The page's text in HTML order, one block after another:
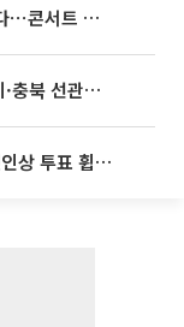
빅뱅, 20주년 기념 '새 뱅봉' 선보인다⋯콘서트 앞두고 팝업 개최
추가 압수수색
‘나솔사계’ 국화, 결별 후 재등장⋯첫인상 투표 휩쓸고 ‘인기녀’ 등극